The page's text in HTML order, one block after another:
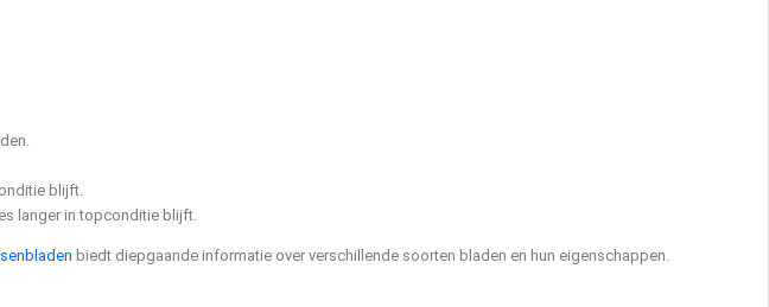
blijft.
langer in topconditie blijft.
biedt diepgaande informatie over verschillende soorten bladen en hun eigenschappen.